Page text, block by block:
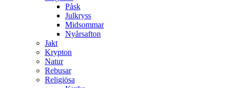
Påsk
Julkryss
Midsommar
Nyårsafton
Jakt
Krypton
Natur
Rebusar
Religiösa